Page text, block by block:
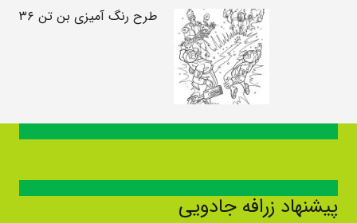
طرح رنگ آمیزی بن تن ۳۶
پیشنهاد زرافه جادویی